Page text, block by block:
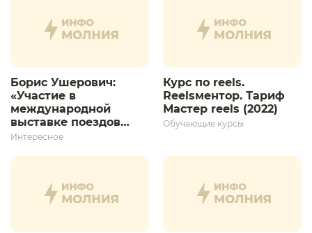
Борис Ушерович:
«Участие в
международной
выставке поездов
дает толчок для
развития»
Интересное
Курс по reels.
Reelsментор. Тариф
Мастер reels (2022)
Обучающие курсы